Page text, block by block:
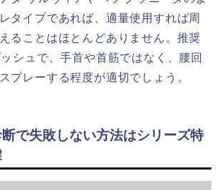
タイプであれば、適量使用すれば周
ることはほとんどありません。推奨
シュで、手首や首筋ではなく、腰回
プレーする程度が適切でしょう。
で失敗しない方法はシリーズ特